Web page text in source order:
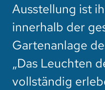
Ausstellung ist
innerhalb der
Gartenanlage
„Das Leuchten
vollständig